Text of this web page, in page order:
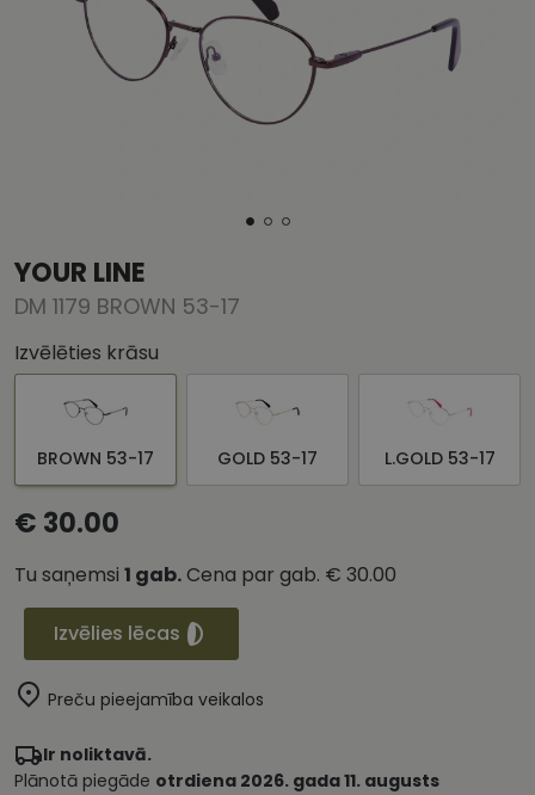
YOUR LINE
DM 1179 BROWN 53-17
Izvēlēties krāsu
BROWN 53-17 GOLD 53-17 L.GOLD 53-17
€ 30.00
Tu saņemsi 1 gab.Cena par gab. € 30.00
Izvēlies lēcas
Preču pieejamība veikalos
Ir noliktavā.
Plānotā piegāde otrdiena 2026. gada 11. augusts